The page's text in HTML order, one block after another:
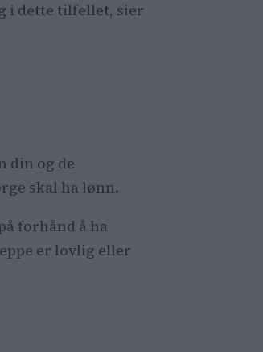
i dette tilfellet, sier
din og de
skal ha lønn.
forhånd å ha
er lovlig eller